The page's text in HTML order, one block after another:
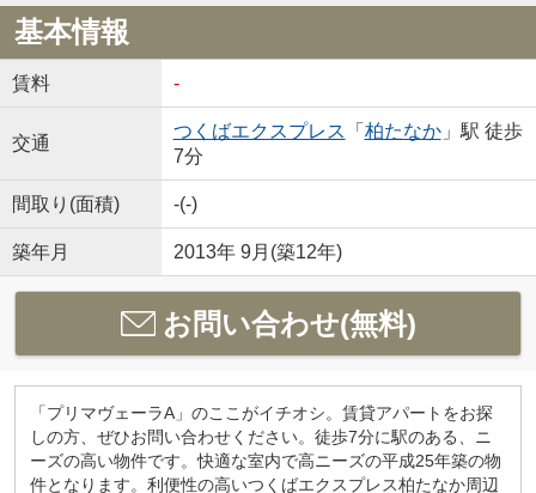
基本情報
賃料 -
交通
つくばエクスプレス 「 柏たなか」駅 徒歩
7分
間取り(面積) -(-)
築年月 2013年 9月(築12年)
お問い合わせ(無料)
「プリマヴェーラA」のここがイチオシ。賃貸アパートをお探
しの方、ぜひお問い合わせください。徒歩7分に駅のある、ニ
ーズの高い物件です。快適な室内で高ニーズの平成25年築の物
件となります。利便性の高いつくばエクスプレス柏たなか周辺